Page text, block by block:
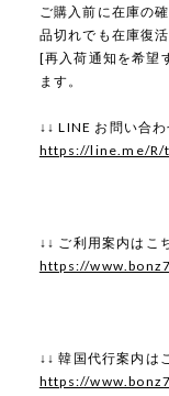
ご購入前に在庫の
品切れでも在庫復
[再入荷通知を希望
ます。
↓↓ LINE お問い合わ
https://line.me/R/
↓↓ ご利用案内はこ
https://
↓↓ 韓国代行案内は
https://